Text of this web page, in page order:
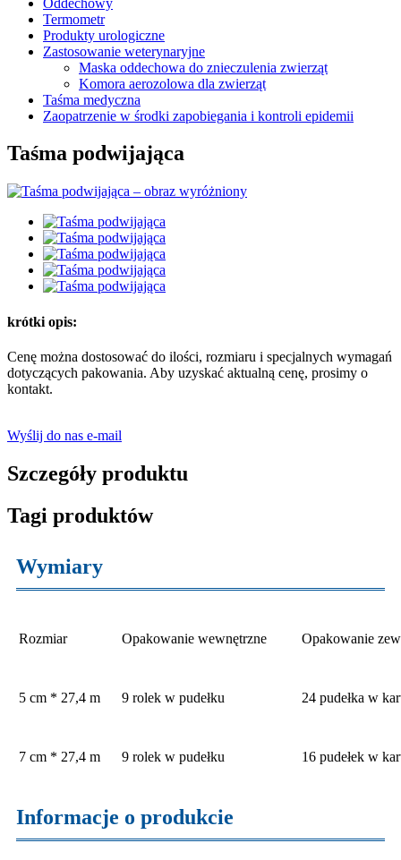
Termometr
Produkty urologiczne
Zastosowanie weterynaryjne
Maska oddechowa do znieczulenia zwierząt
Komora aerozolowa dla zwierząt
Taśma medyczna
Zaopatrzenie w środki zapobiegania i kontroli epidemii
Taśma podwijająca
krótki opis:
Cenę można dostosować do ilości, rozmiaru i specjalnych wymagań
dotyczących pakowania. Aby uzyskać aktualną cenę, prosimy o
kontakt.
Wyślij do nas e-mail
Szczegóły produktu
Tagi produktów
Wymiary
Rozmiar Opakowanie wewnętrzne Opakowanie
5 cm * 27,4 m 9 rolek w pudełku 24 pudełka w
7 cm * 27,4 m 9 rolek w pudełku 16 pudełek w
Informacje o produkcie